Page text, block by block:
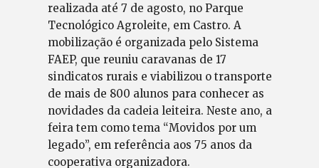
realizada até 7 de agosto, no Parque
Tecnológico Agroleite, em Castro. A
mobilização é organizada pelo Sistema
FAEP, que reuniu caravanas de 17
sindicatos rurais e viabilizou o transporte
de mais de 800 alunos para conhecer as
novidades da cadeia leiteira. Neste ano, a
feira tem como tema “Movidos por um
legado”, em referência aos 75 anos da
cooperativa organizadora.